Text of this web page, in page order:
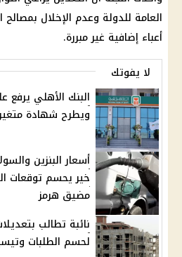
العامة للدولة وعدم الإخلال
أعباء إضافية غير مبررة.
لا يفوتك
البنك الأهلي يرفع
ويطرح شهادة
أسعار البنزين
خير يحسم توقعات
مضيق هرمز
نائبة تطالب
لحسم الطلبات وتيسير